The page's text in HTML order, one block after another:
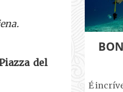
del
É